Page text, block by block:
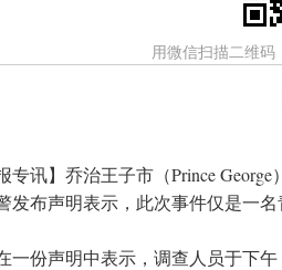
用微信扫描二维码
专讯】乔治王子市（Prince
发布声明表示，此次事件仅是一名
一份声明中表示，调查人员于下